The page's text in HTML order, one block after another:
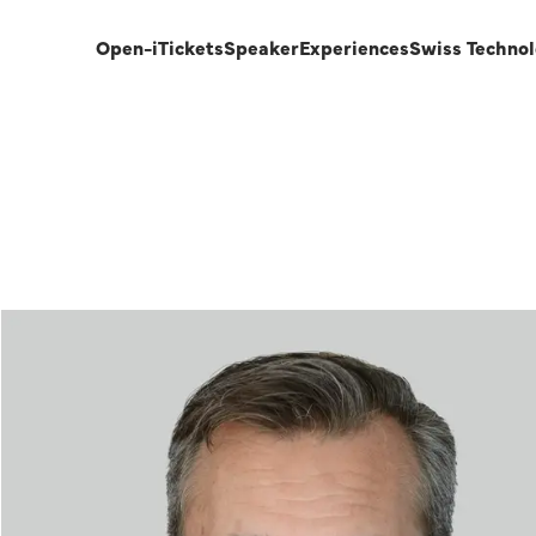
Open-iTicketsSpeakerExperiencesSwiss